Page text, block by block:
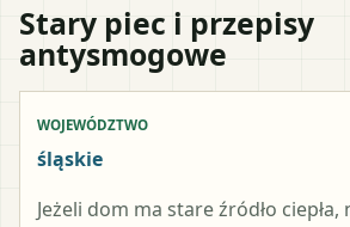
Stary piec i przepisy
antysmogowe
WOJEWÓDZTWO
śląskie
Jeżeli dom ma stare źródło